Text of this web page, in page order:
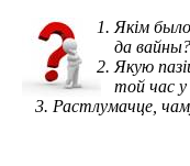
Якім
да вайны?
Якую
той час у
Растлумачце,